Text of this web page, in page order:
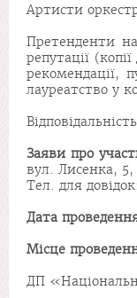
Артисти
Претенденти
репутації
рекомендації,
лауреатство у
Заяви про
вул. Лисенка, 5,
Тел. для
Дата
Місце
ДП